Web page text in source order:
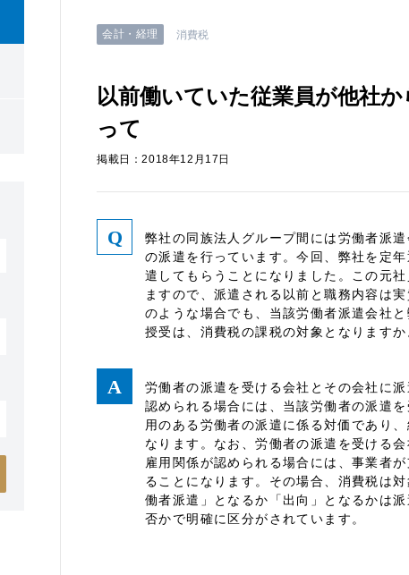
会計・経理 消費税
以前働いていた従業員が他社
って
掲載日：2018年12月17日
弊社の同族法人グループ間には労働者派
の派遣を行っています。今回、弊社を定
遣してもらうことになりました。この元
ますので、派遣される以前と職務内容は
のような場合でも、当該労働者派遣会社
授受は、消費税の課税の対象となりますか
労働者の派遣を受ける会社とその会社に
認められる場合には、当該労働者の派遣
用のある労働者の派遣に係る対価であり
なります。なお、労働者の派遣を受ける
雇用関係が認められる場合には、事業者
ることになります。その場合、消費税は
働者派遣」となるか「出向」となるかは
否かで明確に区分がされています。